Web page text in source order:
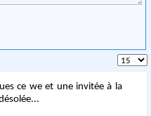
ce we et une invitée à la